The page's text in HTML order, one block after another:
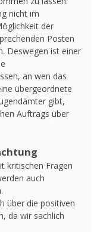
nicht im
der
Posten
Deswegen ist einer
an wen das
übergeordnete
gibt,
Auftrags über
kritischen Fragen
auch
über die positiven
da wir sachlich